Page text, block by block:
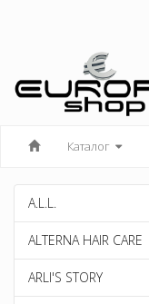
Каталог
A.L.L.
ALTERNA HAIR CARE
ARLI'S STORY